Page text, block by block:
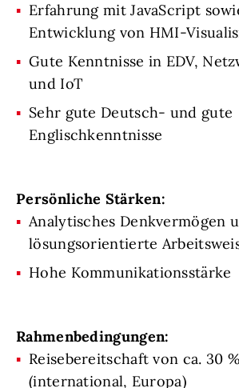
Erfahrung mit JavaScript
Entwicklung von HMI-
Gute Kenntnisse in EDV,
und IoT
Sehr gute Deutsch- und gute
Englischkenntnisse
Persönliche Stärken:
Analytisches Denkvermögen
lösungsorientierte
Hohe Kommunikationsstärke
Rahmenbedingungen:
Reisebereitschaft von ca. 30 %
(international, Europa)